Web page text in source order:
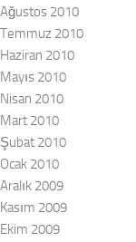
Ağustos 2010
Temmuz 2010
Haziran 2010
Mayıs 2010
Nisan 2010
Mart 2010
Şubat 2010
Ocak 2010
Aralık 2009
Kasım 2009
Ekim 2009